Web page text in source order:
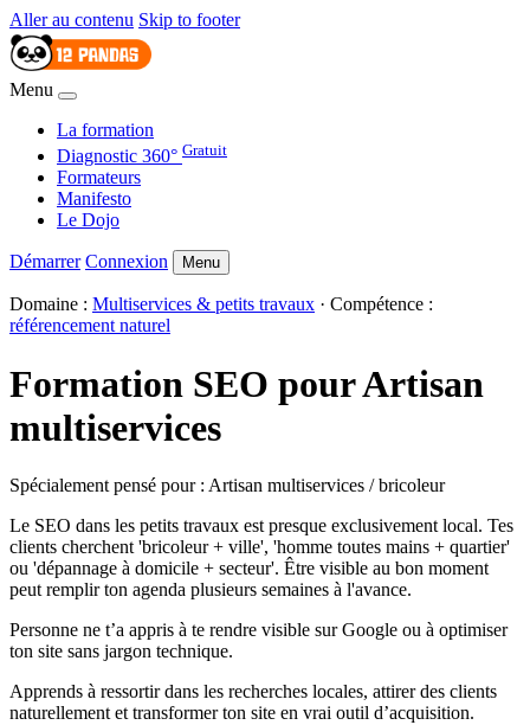
Aller au contenu Skip to footer
Menu
La formation
Diagnostic 360° Gratuit
Formateurs
Manifesto
Le Dojo
Démarrer Connexion Menu
Domaine : Multiservices & petits travaux · Compétence :
référencement naturel
Formation SEO pour Artisan
multiservices
Spécialement pensé pour : Artisan multiservices / bricoleur
Le SEO dans les petits travaux est presque exclusivement local. Tes
clients cherchent 'bricoleur + ville', 'homme toutes mains + quartier'
ou 'dépannage à domicile + secteur'. Être visible au bon moment
peut remplir ton agenda plusieurs semaines à l'avance.
Personne ne t’a appris à te rendre visible sur Google ou à optimiser
ton site sans jargon technique.
Apprends à ressortir dans les recherches locales, attirer des clients
naturellement et transformer ton site en vrai outil d’acquisition.